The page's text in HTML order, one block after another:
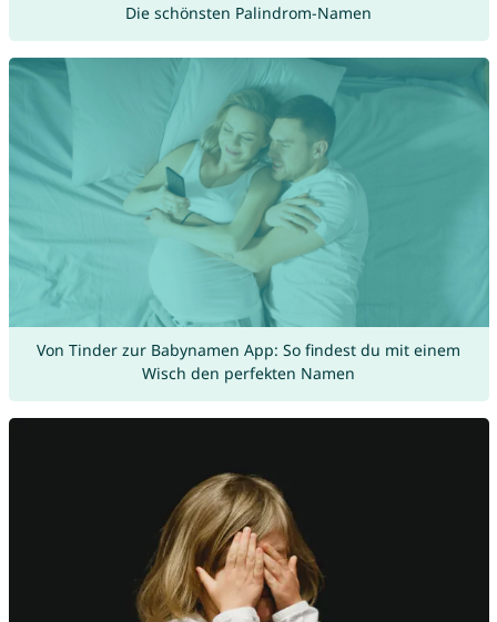
Die schönsten Palindrom-Namen
Von Tinder zur Babynamen App: So findest du mit einem
Wisch den perfekten Namen